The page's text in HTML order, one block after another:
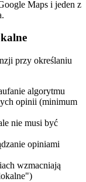
Maps i jeden z
przy określaniu
algorytmu
opinii (minimum
nie musi być
opiniami
wzmacniają